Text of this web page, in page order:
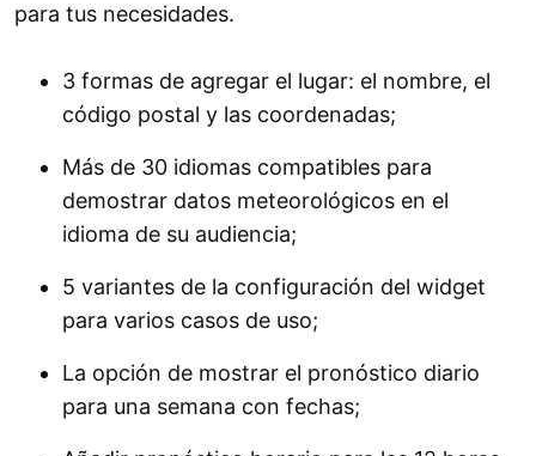
para tus necesidades.
3 formas de agregar el lugar: el nombre, el
código postal y las coordenadas;
Más de 30 idiomas compatibles para
demostrar datos meteorológicos en el
idioma de su audiencia;
5 variantes de la configuración del widget
para varios casos de uso;
La opción de mostrar el pronóstico diario
para una semana con fechas;